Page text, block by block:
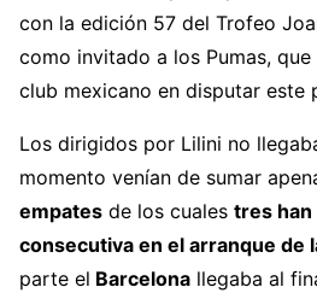
con la edición 57 del Trofeo
como invitado a los Pumas,
club mexicano en disputar este
Los dirigidos por Lilini no
momento venían de sumar
empates de los cuales tres han
consecutiva en el arranque de
parte el Barcelona llegaba al